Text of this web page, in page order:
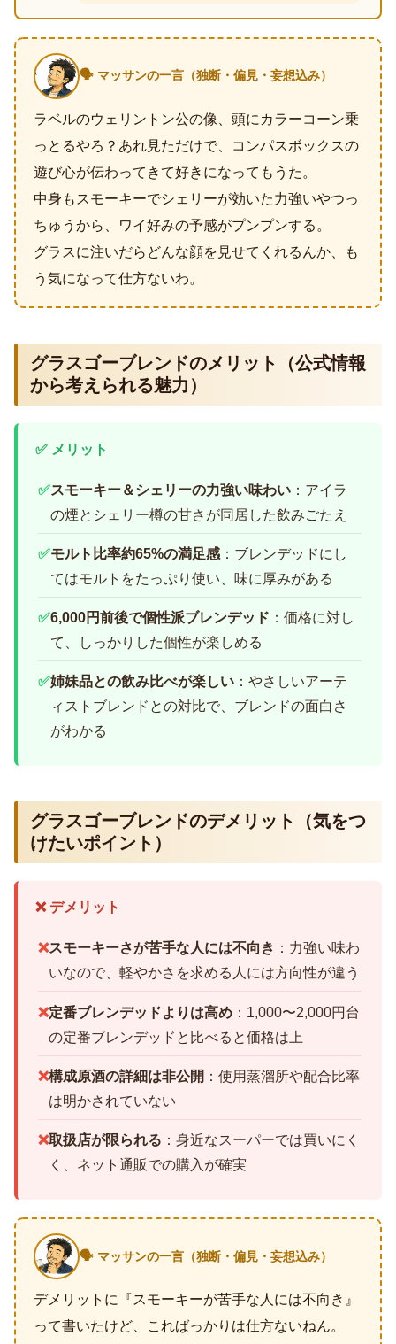
🗣️ マッサンの一言（独断・偏見・妄想込み）
ラベルのウェリントン公の像、頭にカラーコーン乗
っとるやろ？あれ見ただけで、コンパスボックスの
遊び心が伝わってきて好きになってもうた。
中身もスモーキーでシェリーが効いた力強いやつっ
ちゅうから、ワイ好みの予感がプンプンする。
グラスに注いだらどんな顔を見せてくれるんか、も
う気になって仕方ないわ。
グラスゴーブレンドのメリット（公式情報
から考えられる魅力）
✅ メリット
✅スモーキー＆シェリーの力強い味わい ：アイラ
の煙とシェリー樽の甘さが同居した飲みごたえ
✅モルト比率約65%の満足感 ：ブレンデッドにし
てはモルトをたっぷり使い、味に厚みがある
✅6,000円前後で個性派ブレンデッド ：価格に対し
て、しっかりした個性が楽しめる
✅姉妹品との飲み比べが楽しい ：やさしいアーテ
ィストブレンドとの対比で、ブレンドの面白さ
がわかる
グラスゴーブレンドのデメリット（気をつ
けたいポイント）
❌ デメリット
❌スモーキーさが苦手な人には不向き ：力強い味わ
いなので、軽やかさを求める人には方向性が違う
❌定番ブレンデッドよりは高め ：1,000〜2,000円台
の定番ブレンデッドと比べると価格は上
❌構成原酒の詳細は非公開 ：使用蒸溜所や配合比率
は明かされていない
❌取扱店が限られる ：身近なスーパーでは買いにく
く、ネット通販での購入が確実
🗣️ マッサンの一言（独断・偏見・妄想込み）
デメリットに『スモーキーが苦手な人には不向き』
って書いたけど、こればっかりは仕方ないねん。